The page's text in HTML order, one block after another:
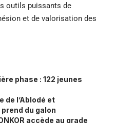
outils puissants de
et de valorisation des
phase : 122 jeunes
de l’Ablodé et
du galon
accède au grade